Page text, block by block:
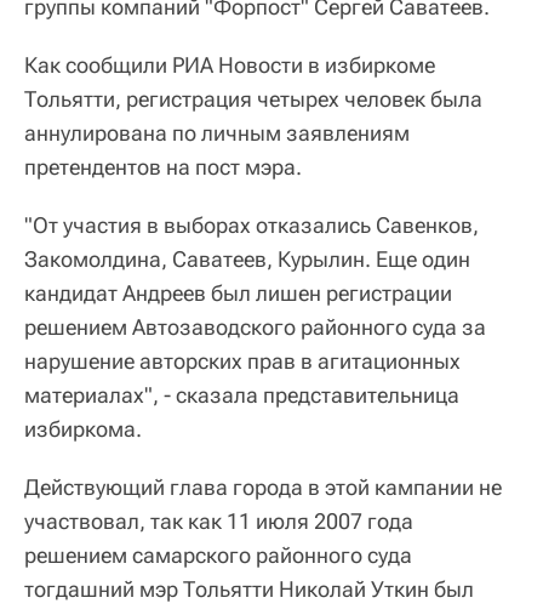
группы компаний "Форпост" Сергей Саватеев.
Как сообщили РИА Новости в избиркоме
Тольятти, регистрация четырех человек была
аннулирована по личным заявлениям
претендентов на пост мэра.
"От участия в выборах отказались Савенков,
Закомолдина, Саватеев, Курылин. Еще один
кандидат Андреев был лишен регистрации
решением Автозаводского районного суда за
нарушение авторских прав в агитационных
материалах", - сказала представительница
избиркома.
Действующий глава города в этой кампании не
участвовал, так как 11 июля 2007 года
решением самарского районного суда
тогдашний мэр Тольятти Николай Уткин был